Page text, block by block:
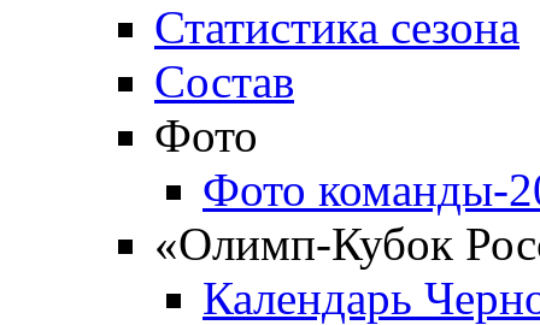
Статистика сезона
Состав
Фото
Фото команды-
«Олимп-Кубок
Календарь